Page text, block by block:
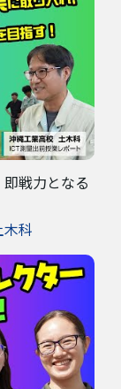
戦力となる
木科